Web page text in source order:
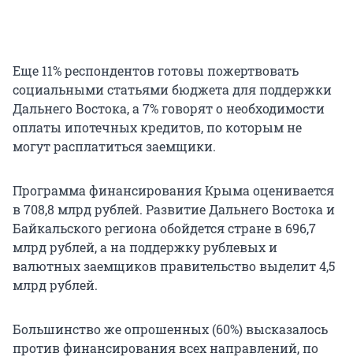
Еще 11% респондентов готовы пожертвовать
социальными статьями бюджета для поддержки
Дальнего Востока, а 7% говорят о необходимости
оплаты ипотечных кредитов, по которым не
могут расплатиться заемщики.
Программа финансирования Крыма оценивается
в 708,8 млрд рублей. Развитие Дальнего Востока и
Байкальского региона обойдется стране в 696,7
млрд рублей, а на поддержку рублевых и
валютных заемщиков правительство выделит 4,5
млрд рублей.
Большинство же опрошенных (60%) высказалось
против финансирования всех направлений, по